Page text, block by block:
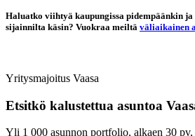
Haluatko viihtyä kaupungissa pidempäänkin ja
sijainnilta käsin? Vuokraa meiltä väliaikainen
Yritysmajoitus Vaasa
Etsitkö kalustettua asuntoa
Yli 1 000 asunnon portfolio, alkaen 30 pv,